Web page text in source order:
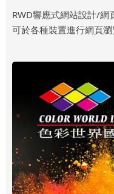
RWD響應式網站設計/網
可於各種裝置進行網頁瀏